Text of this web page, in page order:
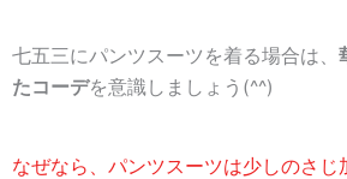
七五三にパンツスーツを着る場合は、
たコーデを意識しましょう(^^)
なぜなら、パンツスーツは少しのさじ